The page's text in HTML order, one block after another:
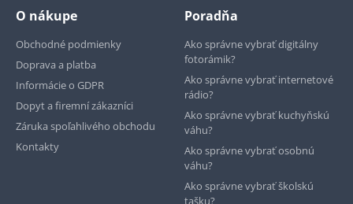
O nákupe
Obchodné podmienky
Doprava a platba
Informácie o GDPR
Dopyt a firemní zákazníci
Záruka spoľahlivého obchodu
Kontakty
Poradňa
Ako správne vybrať digitálny
fotorámik?
Ako správne vybrať internetové
rádio?
Ako správne vybrať kuchyňskú
váhu?
Ako správne vybrať osobnú
váhu?
Ako správne vybrať školskú
tašku?